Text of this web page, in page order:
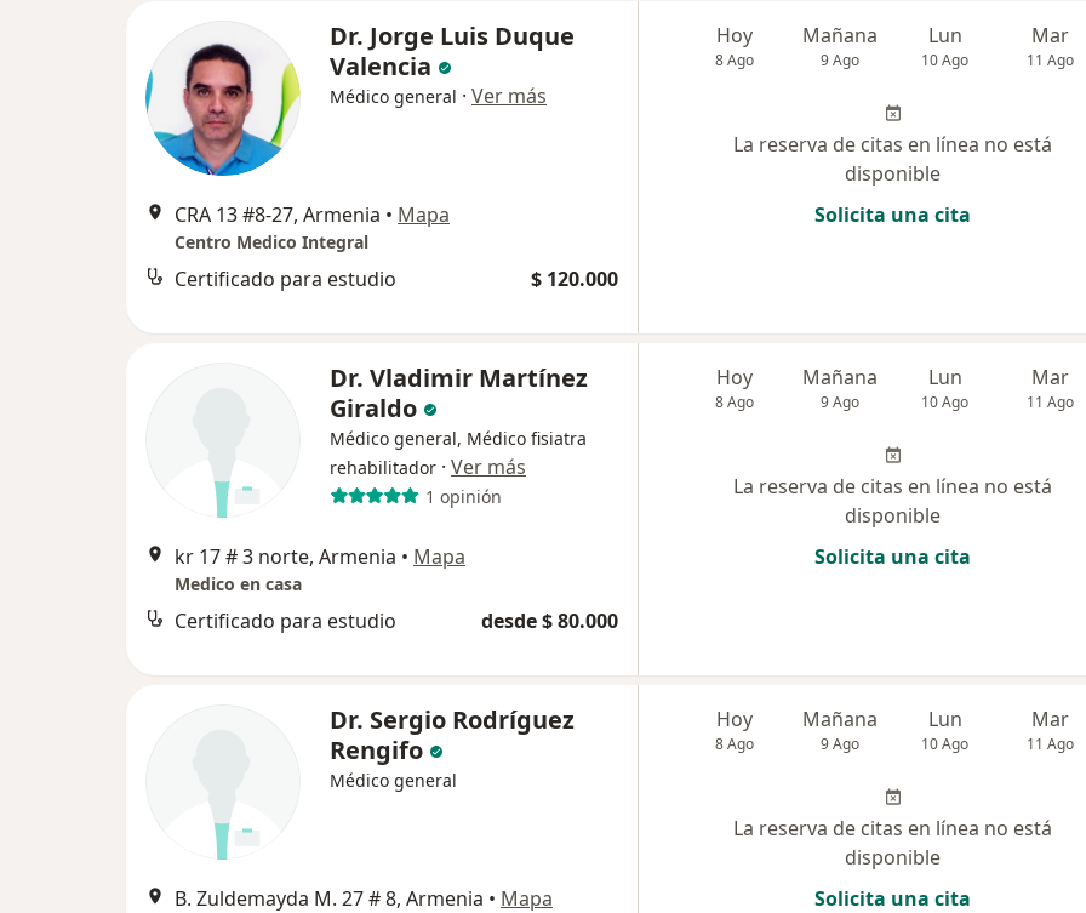
Dr. Jorge Luis Duque
Valencia
Médico general · Ver más
CRA 13 #8-27, Armenia • Mapa
Centro Medico Integral
Certificado para estudio $ 120.000
Hoy
8 Ago
Mañana
9 Ago
Lun
10 Ago
Mar
11 Ago
La reserva de citas en línea no está
disponible
Solicita una cita
Dr. Vladimir Martínez
Giraldo
Médico general, Médico fisiatra
rehabilitador · Ver más
1 opinión
kr 17 # 3 norte, Armenia • Mapa
Medico en casa
Certificado para estudio desde $ 80.000
Hoy
8 Ago
Mañana
9 Ago
Lun
10 Ago
Mar
11 Ago
La reserva de citas en línea no está
disponible
Solicita una cita
Dr. Sergio Rodríguez
Rengifo
Médico general
B. Zuldemayda M. 27 # 8, Armenia • Mapa
Hoy
8 Ago
Mañana
9 Ago
Lun
10 Ago
Mar
11 Ago
La reserva de citas en línea no está
disponible
Solicita una cita